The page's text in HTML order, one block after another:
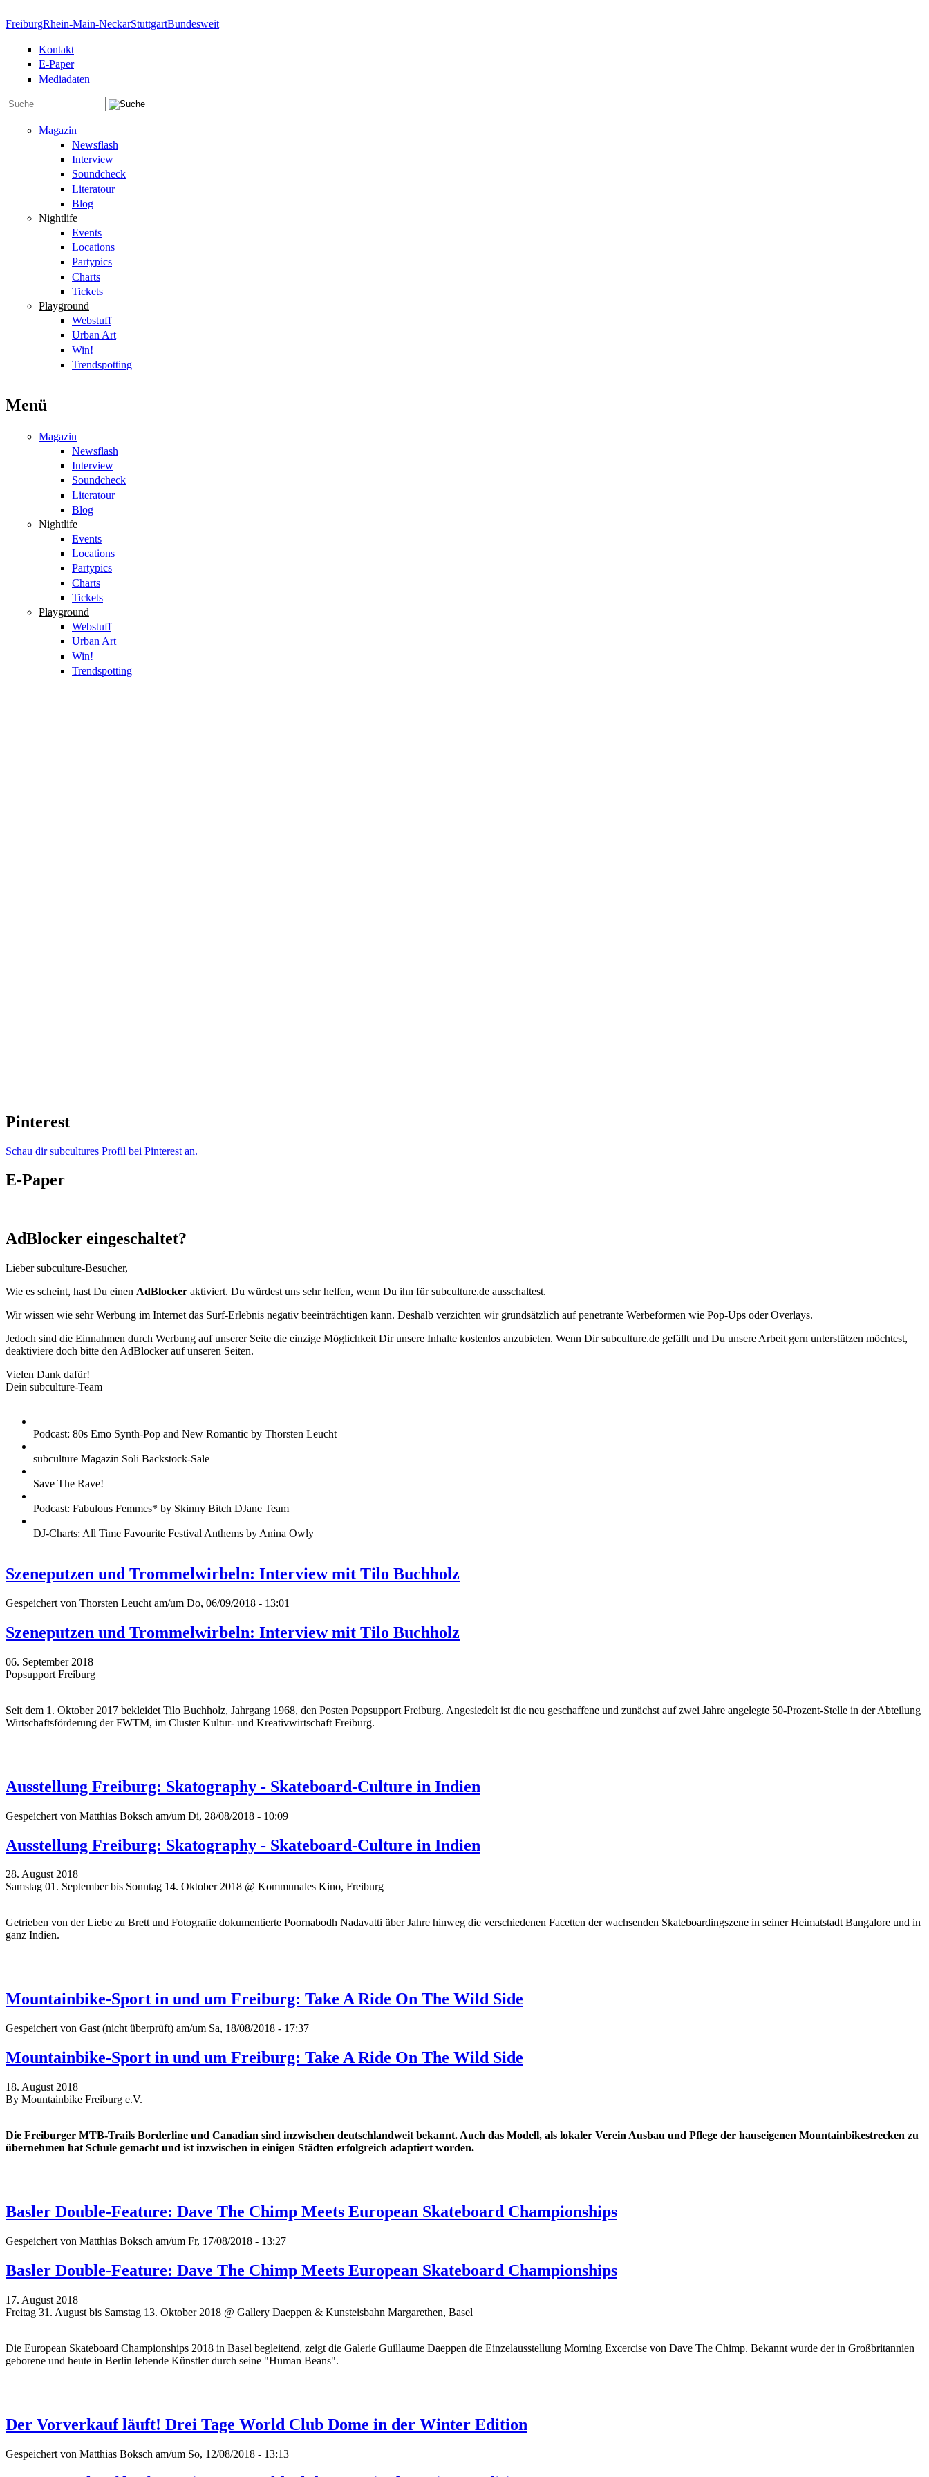
FreiburgRhein-Main-NeckarStuttgartBundesweit
Kontakt
E-Paper
Mediadaten
Magazin
Newsflash
Interview
Soundcheck
Literatour
Blog
Nightlife
Events
Locations
Partypics
Charts
Tickets
Playground
Webstuff
Urban Art
Win!
Trendspotting
Menü
Magazin
Newsflash
Interview
Soundcheck
Literatour
Blog
Nightlife
Events
Locations
Partypics
Charts
Tickets
Playground
Webstuff
Urban Art
Win!
Trendspotting
Pinterest
Schau dir subcultures Profil bei Pinterest an.
E-Paper
AdBlocker eingeschaltet?
Lieber subculture-Besucher,
Wie es scheint, hast Du einen AdBlocker aktiviert. Du würdest uns sehr helfen, wenn Du ihn für subculture.de ausschaltest.
Wir wissen wie sehr Werbung im Internet das Surf-Erlebnis negativ beeinträchtigen kann. Deshalb verzichten wir grundsätzlich auf penetrante Werbeformen wie Pop-Ups oder Overlays.
Jedoch sind die Einnahmen durch Werbung auf unserer Seite die einzige Möglichkeit Dir unsere Inhalte kostenlos anzubieten. Wenn Dir subculture.de gefällt und Du unsere Arbeit gern unterstützen möchtest,
deaktiviere doch bitte den AdBlocker auf unseren Seiten.
Vielen Dank dafür!
Dein subculture-Team
Podcast: 80s Emo Synth-Pop and New Romantic by Thorsten Leucht
subculture Magazin Soli Backstock-Sale
Save The Rave!
Podcast: Fabulous Femmes* by Skinny Bitch DJane Team
DJ-Charts: All Time Favourite Festival Anthems by Anina Owly
Szeneputzen und Trommelwirbeln: Interview mit Tilo Buchholz
Gespeichert von Thorsten Leucht am/um Do, 06/09/2018 - 13:01
Szeneputzen und Trommelwirbeln: Interview mit Tilo Buchholz
06. September 2018
Popsupport Freiburg
Seit dem 1. Oktober 2017 bekleidet Tilo Buchholz, Jahrgang 1968, den Posten Popsupport Freiburg. Angesiedelt ist die neu geschaffene und zunächst auf zwei Jahre angelegte 50-Prozent-Stelle in der Abteilung
Wirtschaftsförderung der FWTM, im Cluster Kultur- und Kreativwirtschaft Freiburg.
Ausstellung Freiburg: Skatography - Skateboard-Culture in Indien
Gespeichert von Matthias Boksch am/um Di, 28/08/2018 - 10:09
Ausstellung Freiburg: Skatography - Skateboard-Culture in Indien
28. August 2018
Samstag 01. September bis Sonntag 14. Oktober 2018 @ Kommunales Kino, Freiburg
Getrieben von der Liebe zu Brett und Fotografie dokumentierte Poornabodh Nadavatti über Jahre hinweg die verschiedenen Facetten der wachsenden Skateboardingszene in seiner Heimatstadt Bangalore und in
ganz Indien.
Mountainbike-Sport in und um Freiburg: Take A Ride On The Wild Side
Gespeichert von Gast (nicht überprüft) am/um Sa, 18/08/2018 - 17:37
Mountainbike-Sport in und um Freiburg: Take A Ride On The Wild Side
18. August 2018
By Mountainbike Freiburg e.V.
Die Freiburger MTB-Trails Borderline und Canadian sind inzwischen deutschlandweit bekannt. Auch das Modell, als lokaler Verein Ausbau und Pflege der hauseigenen Mountainbikestrecken zu
übernehmen hat Schule gemacht und ist inzwischen in einigen Städten erfolgreich adaptiert worden.
Basler Double-Feature: Dave The Chimp Meets European Skateboard Championships
Gespeichert von Matthias Boksch am/um Fr, 17/08/2018 - 13:27
Basler Double-Feature: Dave The Chimp Meets European Skateboard Championships
17. August 2018
Freitag 31. August bis Samstag 13. Oktober 2018 @ Gallery Daeppen & Kunsteisbahn Margarethen, Basel
Die European Skateboard Championships 2018 in Basel begleitend, zeigt die Galerie Guillaume Daeppen die Einzelausstellung Morning Excercise von Dave The Chimp. Bekannt wurde der in Großbritannien
geborene und heute in Berlin lebende Künstler durch seine "Human Beans".
Der Vorverkauf läuft! Drei Tage World Club Dome in der Winter Edition
Gespeichert von Matthias Boksch am/um So, 12/08/2018 - 13:13